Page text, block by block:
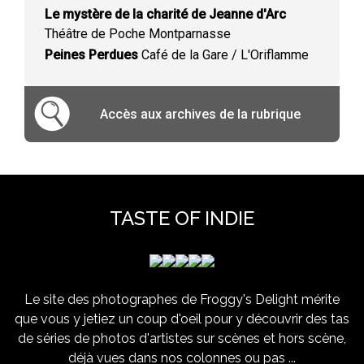
Le mystère de la charité de Jeanne d'Arc
Théâtre de Poche Montparnasse
Peines Perdues Café de la Gare / L'Oriflamme
Accès aux archives de la rubrique
TASTE OF INDIE
Le site des photographes de Froggy's Delight mérite
que vous y jetiez un coup d'oeil pour y découvrir des tas
de séries de photos d'artistes sur scènes et hors scène,
déjà vues dans nos colonnes ou pas ...